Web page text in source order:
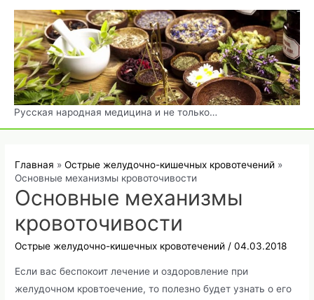
Перейти
содержимому
Русская народная медицина и не только…
Главная
Острые желудочно-кишечных кровотечений
Основные механизмы кровоточивости
Основные механизмы
кровоточивости
Острые желудочно-кишечных кровотечений /04.03.2018
Если вас беспокоит лечение и оздоровление при
желудочном кровтоечение, то полезно будет узнать о его